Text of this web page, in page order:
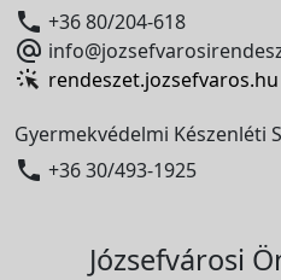
 +36 80/204-618

rendeszet.jozsefvaros.hu
Gyermekvédelmi Készenléti
 +36 30/493-1925
Józsefvárosi